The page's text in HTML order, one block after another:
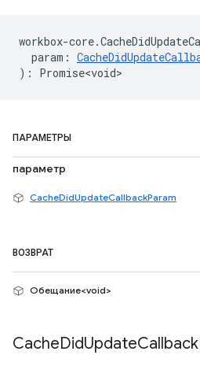
workbox-core.
param :
) : Promise<void>
ПАРАМЕТРЫ
параметр
CacheDidUpdateCallbackParam
ВОЗВРАТ
Обещание<void>
CacheDidUpdateCallback